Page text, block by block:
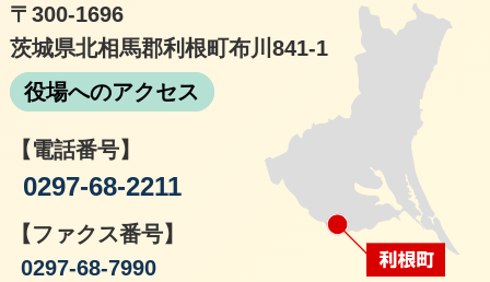
〒300-1696
茨城県北相馬郡利根町布川841-1
役場へのアクセス
【電話番号】
0297-68-2211
【ファクス番号】
0297-68-7990